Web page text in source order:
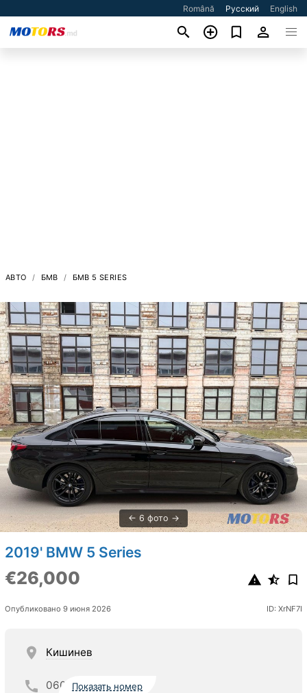
Română Русский English
АВТО БМВ БМВ 5 SERIES
6 фото
2019' BMW 5 Series
€26,000
Опубликовано 9 июня 2026 ID: XrNF7I
Кишинев
060 Показать номер